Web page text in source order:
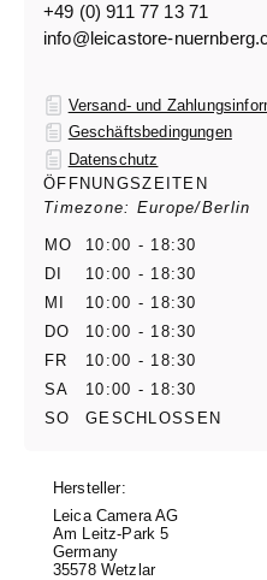
+49 (0) 911 77 13 71
info@leicastore-
Versand- und
Geschäftsbedingungen
Datenschutz
ÖFFNUNGSZEITEN
Timezone: Europe/Berlin
MO
10:00 - 18:30
DI
10:00 - 18:30
MI
10:00 - 18:30
DO
10:00 - 18:30
FR
10:00 - 18:30
SA
10:00 - 18:30
SO
GESCHLOSSEN
Hersteller:
Leica Camera AG
Am Leitz-Park 5
Germany
35578 Wetzlar